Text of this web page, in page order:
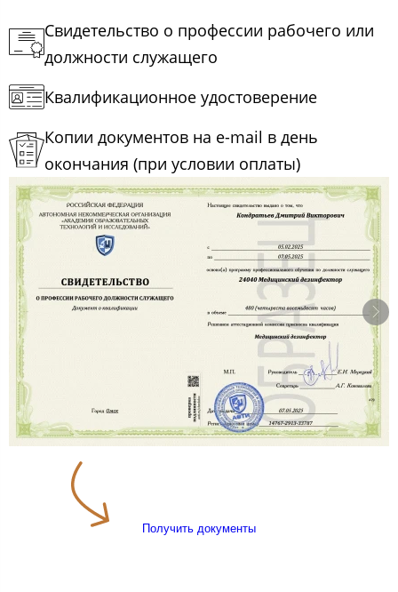
Свидетельство о профессии рабочего или
должности служащего
Квалификационное удостоверение
Копии документов на e-mail в день
окончания (при условии оплаты)
Получить документы